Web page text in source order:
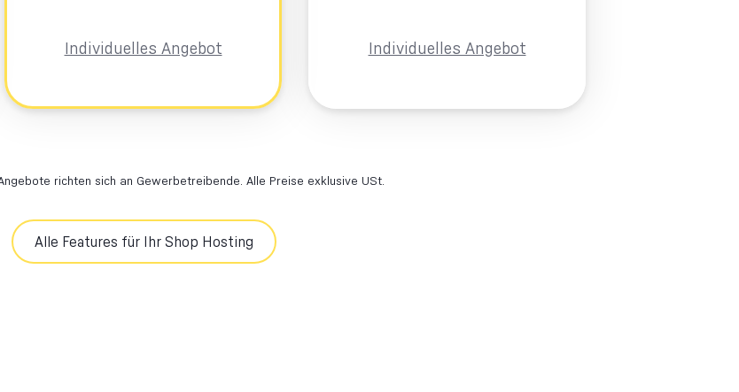
Individuelles Angebot Individuelles Angebot
richten sich an Gewerbetreibende. Alle Preise exklusive USt.
Alle Features für Ihr Shop Hosting